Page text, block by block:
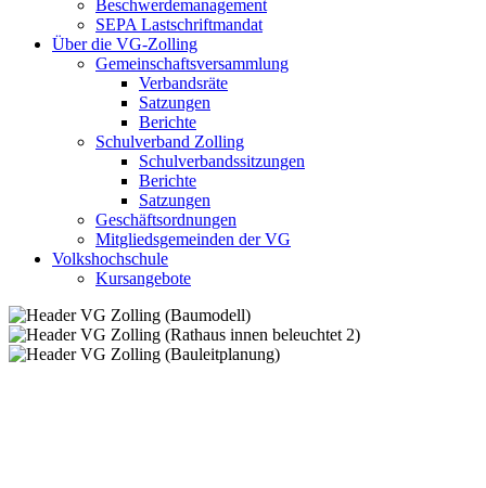
Beschwerdemanagement
SEPA Lastschriftmandat
Über die VG-Zolling
Gemeinschaftsversammlung
Verbandsräte
Satzungen
Berichte
Schulverband Zolling
Schulverbandssitzungen
Berichte
Satzungen
Geschäftsordnungen
Mitgliedsgemeinden der VG
Volkshochschule
Kursangebote